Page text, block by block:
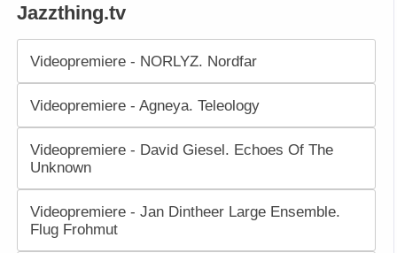
Jazzthing.tv
Videopremiere - NORLYZ. Nordfar
Videopremiere - Agneya. Teleology
Videopremiere - David Giesel. Echoes Of The
Unknown
Videopremiere - Jan Dintheer Large Ensemble.
Flug Frohmut